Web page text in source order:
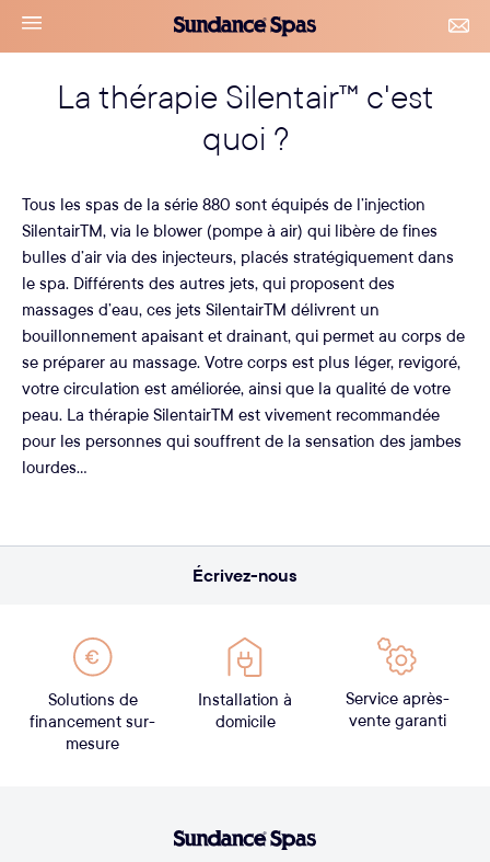
Accéder
navigation
menu
Sundance
Spas
La thérapie Silentair™ c'est
quoi ?
Tous les spas de la série 880 sont équipés de l’injection
SilentairTM, via le blower (pompe à air) qui libère de fines
bulles d’air via des injecteurs, placés stratégiquement dans
le spa. Différents des autres jets, qui proposent des
massages d’eau, ces jets SilentairTM délivrent un
bouillonnement apaisant et drainant, qui permet au corps de
se préparer au massage. Votre corps est plus léger, revigoré,
votre circulation est améliorée, ainsi que la qualité de votre
peau. La thérapie SilentairTM est vivement recommandée
pour les personnes qui souffrent de la sensation des jambes
lourdes…
Écrivez-nous
Solutions de
financement sur-
mesure
Installation à
domicile
Service après-
vente garanti